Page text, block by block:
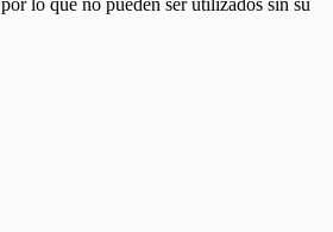
por lo que no pueden ser utilizados sin su